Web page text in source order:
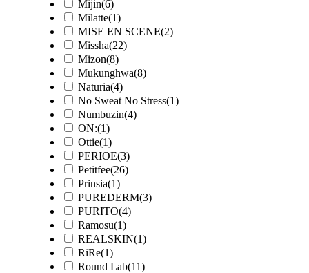
Mijin(6)
Milatte(1)
MISE EN SCENE(2)
Missha(22)
Mizon(8)
Mukunghwa(8)
Naturia(4)
No Sweat No Stress(1)
Numbuzin(4)
ON:(1)
Ottie(1)
PERIOE(3)
Petitfee(26)
Prinsia(1)
PUREDERM(3)
PURITO(4)
Ramosu(1)
REALSKIN(1)
RiRe(1)
Round Lab(11)